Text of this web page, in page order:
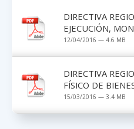
DIRECTIVA
EJECUCIÓN,
12/04/2016 — 4.6 MB
DIRECTIVA
FÍSICO DE
15/03/2016 — 3.4 MB